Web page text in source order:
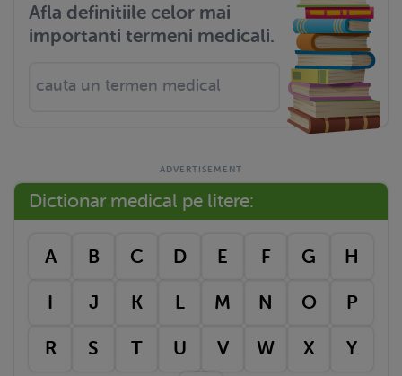
Afla definitiile celor mai
importanti termeni medicali.
Dictionar medical pe litere:
A B C D E F G H
I J K L M N O P
R S T U V W X Y